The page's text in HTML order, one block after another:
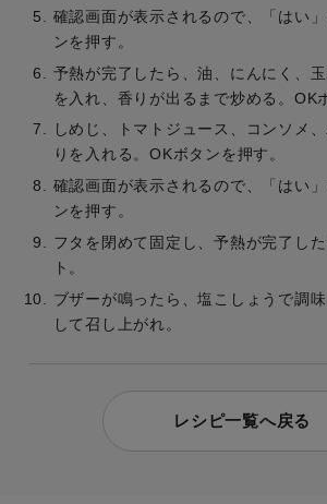
確認画面が表示されるので、「はい
ンを押す。
予熱が完了したら、油、にんにく、
を入れ、香りが出るまで炒める。OK
しめじ、トマトジュース、コンソメ
りを入れる。OKボタンを押す。
確認画面が表示されるので、「はい
ンを押す。
フタを閉めて固定し、予熱が完了し
ト。
ブザーが鳴ったら、塩こしょうで調
して召し上がれ。
レシピ一覧へ戻る